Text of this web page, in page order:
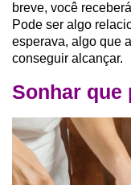
breve, você
Pode ser algo
esperava, algo que
conseguir alcançar.
Sonhar que